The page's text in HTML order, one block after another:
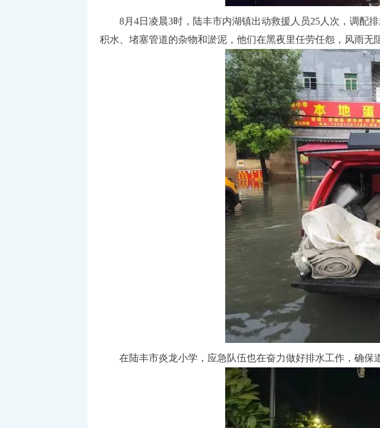
8月4日凌晨3时，陆丰市内湖镇出动救援人员25人次，调配排
积水、堵塞管道的杂物和淤泥，他们在黑夜里任劳任怨，风雨无
在陆丰市炎龙小学，应急队伍也在奋力做好排水工作，确保道